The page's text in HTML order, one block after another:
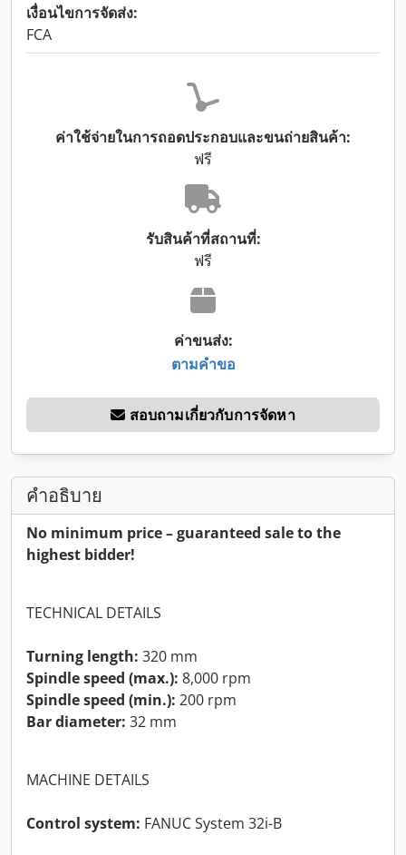
เงื่อนไขการจัดส่ง:
FCA
ค่าใช้จ่ายในการถอดประกอบและขนถ่ายสินค้า:
ฟรี
รับสินค้าที่สถานที่:
ฟรี
ค่าขนส่ง:
ตามคำขอ
สอบถามเกี่ยวกับการจัดหา
คำอธิบาย
No minimum price – guaranteed sale to the
highest bidder!
TECHNICAL DETAILS
Turning length: 320 mm
Spindle speed (max.): 8,000 rpm
Spindle speed (min.): 200 rpm
Bar diameter: 32 mm
MACHINE DETAILS
Control system: FANUC System 32i-B